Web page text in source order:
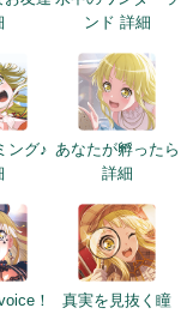
ンド 詳細
ング♪ あなたが孵ったら
詳細
！
真実を見抜く瞳